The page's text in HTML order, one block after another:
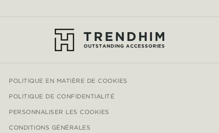
POLITIQUE EN MATIÈRE DE COOKIES
POLITIQUE DE CONFIDENTIALITÉ
PERSONNALISER LES COOKIES
CONDITIONS GÉNÉRALES